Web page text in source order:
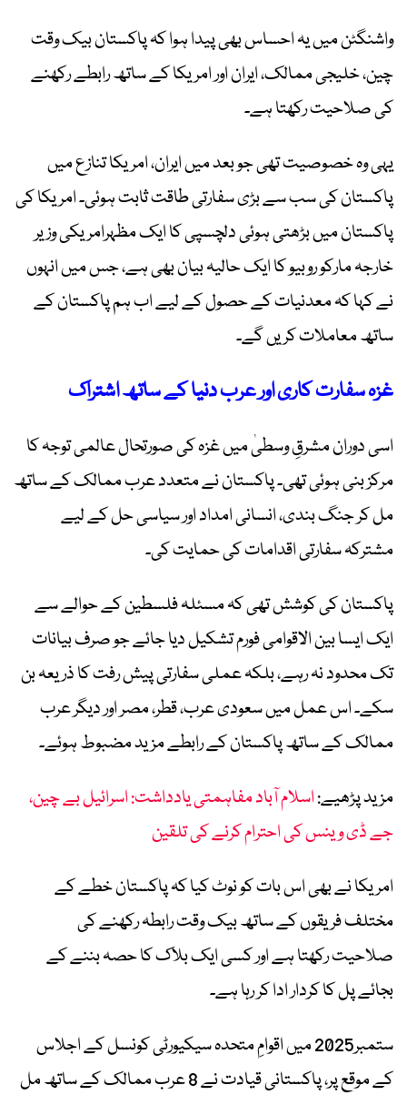
واشنگٹن میں یہ احساس بھی پیدا ہوا کہ پاکستان بیک وقت
چین، خلیجی ممالک، ایران اور امریکا کے ساتھ رابطے رکھنے
کی صلاحیت رکھتا ہے۔
یہی وہ خصوصیت تھی جو بعد میں ایران، امریکا تنازع میں
پاکستان کی سب سے بڑی سفارتی طاقت ثابت ہوئی۔ امریکا کی
پاکستان میں بڑھتی ہوئی دلچسپی کا ایک مظہرامریکی وزیر
خارجہ مارکو روبیو کا ایک حالیہ بیان بھی ہے، جس میں انہوں
نے کہا کہ معدنیات کے حصول کے لیے اب ہم پاکستان کے
ساتھ معاملات کریں گے۔
غزہ سفارت کاری اور عرب دنیا کے ساتھ اشتراک
اسی دوران مشرقِ وسطیٰ میں غزہ کی صورتحال عالمی توجہ کا
مرکز بنی ہوئی تھی۔ پاکستان نے متعدد عرب ممالک کے ساتھ
مل کر جنگ بندی، انسانی امداد اور سیاسی حل کے لیے
مشترکہ سفارتی اقدامات کی حمایت کی۔
پاکستان کی کوشش تھی کہ مسئلہ فلسطین کے حوالے سے
ایک ایسا بین الاقوامی فورم تشکیل دیا جائے جو صرف بیانات
تک محدود نہ رہے، بلکہ عملی سفارتی پیش رفت کا ذریعہ بن
سکے۔ اس عمل میں سعودی عرب، قطر، مصر اور دیگر عرب
ممالک کے ساتھ پاکستان کے رابطے مزید مضبوط ہوئے۔
مزید پڑھیے:اسلام آباد مفاہمتی یادداشت: اسرائیل بے چین،
جے ڈی وینس کی احترام کرنے کی تلقین
امریکا نے بھی اس بات کو نوٹ کیا کہ پاکستان خطے کے
مختلف فریقوں کے ساتھ بیک وقت رابطہ رکھنے کی
صلاحیت رکھتا ہے اور کسی ایک بلاک کا حصہ بننے کے
بجائے پل کا کردار ادا کر رہا ہے۔
ستمبر2025 میں اقوامِ متحدہ سیکیورٹی کونسل کے اجلاس
کے موقع پر، پاکستانی قیادت نے 8 عرب ممالک کے ساتھ مل